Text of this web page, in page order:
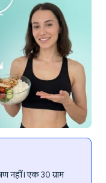
नहीं। एक 30 ग्राम